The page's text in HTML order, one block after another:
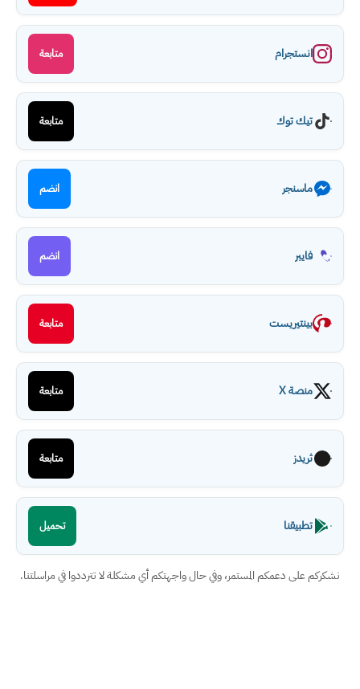
انستجرام متابعة
تيك توك متابعة
ماسنجر انضم
فايبر انضم
بينتيريست متابعة
منصة X متابعة
ثريدز متابعة
تطبيقنا تحميل
نشكركم على دعمكم المستمر، وفي حال واجهتكم أي مشكلة لا تترددوا في مراسلتنا.